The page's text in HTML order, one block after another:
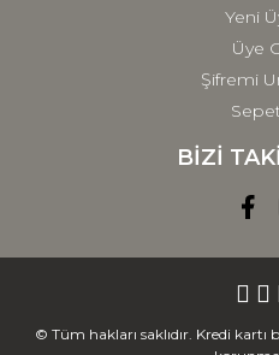
Yeni
Üye
Şifremi
BİZİ
© Tüm hakları saklıdır. Kredi kartı